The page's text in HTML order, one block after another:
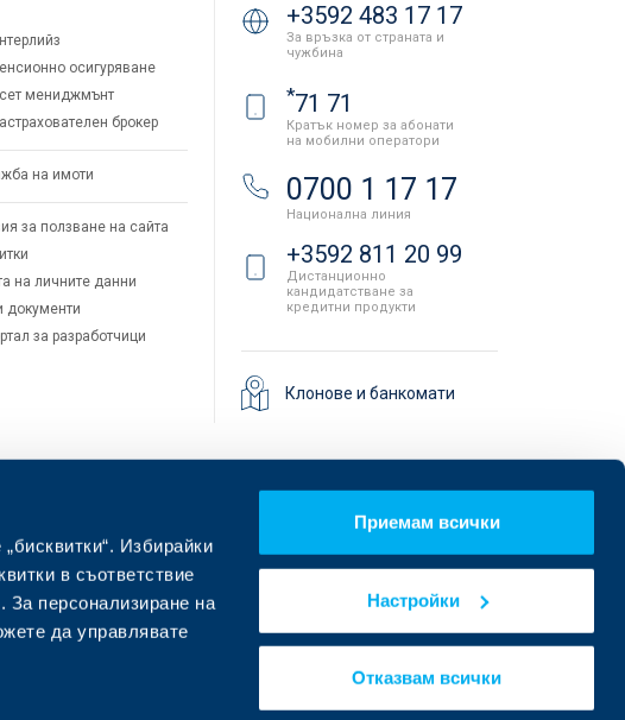
Избирайки
в съответствие
. За персонализиране на
да управлявате
Приемам всички
Настройки
Отказвам всички
осигуряване
мениджмънт
брокер
на имоти
за ползване на сайта
на личните данни
документи
за разработчици
+3592 483 17 17
За връзка от страната и
чужбина
*71 71
Кратък номер за абонати
на мобилни оператори
0700 1 17 17
Национална линия
+3592 811 20 99
Дистанционно
кандидатстване за
кредитни продукти
Клонове и банкомати
Намерете ни в социалните мрежи: